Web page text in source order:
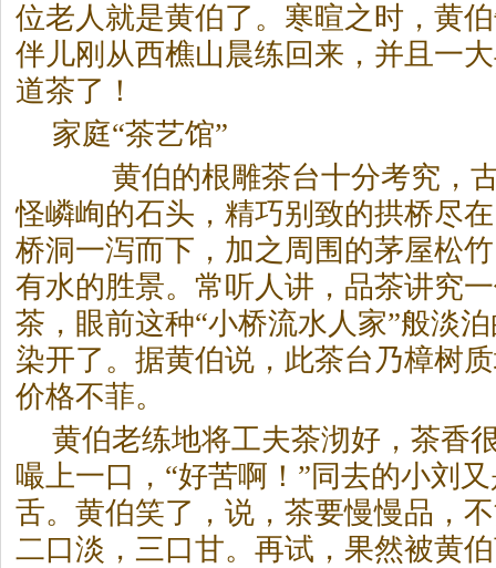
位老人就是黄伯了。寒暄之时，黄
伴儿刚从西樵山晨练回来，并且一
道茶了！
家庭“茶艺馆”
黄伯的根雕茶台十分考究，
怪嶙峋的石头，精巧别致的拱桥尽
桥洞一泻而下，加之周围的茅屋松
有水的胜景。常听人讲，品茶讲究
茶 ，眼前这种“小桥流水人家”般淡
染开了。据黄伯说，此茶台乃樟树
价格不菲。
黄伯老练地将工夫茶沏好， 茶香
嘬上一口，“好苦啊！”同去的小刘
舌。黄伯笑了，说， 茶要慢慢品，
二口淡，三口甘。再试，果然被黄